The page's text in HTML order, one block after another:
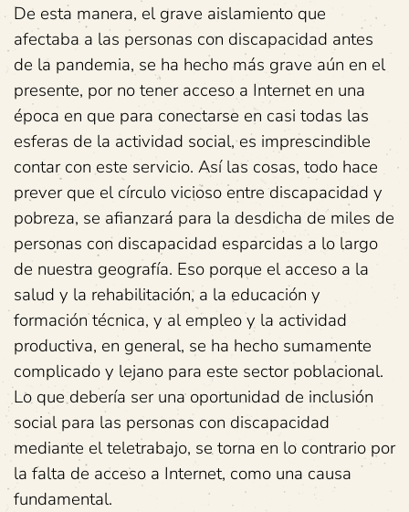
De esta manera, el grave aislamiento que
afectaba a las personas con discapacidad antes
de la pandemia, se ha hecho más grave aún en el
presente, por no tener acceso a Internet en una
época en que para conectarse en casi todas las
esferas de la actividad social, es imprescindible
contar con este servicio. Así las cosas, todo hace
prever que el círculo vicioso entre discapacidad y
pobreza, se afianzará para la desdicha de miles de
personas con discapacidad esparcidas a lo largo
de nuestra geografía. Eso porque el acceso a la
salud y la rehabilitación, a la educación y
formación técnica, y al empleo y la actividad
productiva, en general, se ha hecho sumamente
complicado y lejano para este sector poblacional.
Lo que debería ser una oportunidad de inclusión
social para las personas con discapacidad
mediante el teletrabajo, se torna en lo contrario por
la falta de acceso a Internet, como una causa
fundamental.